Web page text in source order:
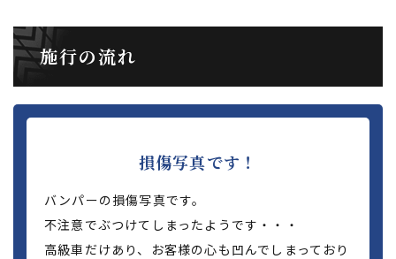
施行の流れ
損傷写真です！
バンパーの損傷写真です。
不注意でぶつけてしまったようです・・・
高級車だけあり、お客様の心も凹んでしまっており